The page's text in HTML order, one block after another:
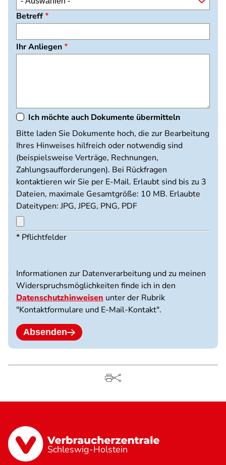
Betreff
Ihr Anliegen
Ich möchte auch Dokumente übermitteln
Dokumente
hochladen
Bitte laden Sie Dokumente hoch, die zur Bearbeitung
Ihres Hinweises hilfreich oder notwendig sind
(beispielsweise Verträge, Rechnungen,
Zahlungsaufforderungen). Bei Rückfragen
kontaktieren wir Sie per E-Mail. Erlaubt sind bis zu 3
Dateien, maximale Gesamtgröße: 10 MB. Erlaubte
Dateitypen: JPG, JPEG, PNG, PDF
Maximal
möglich.
10
MB
Limit.
Erlaubte
jpg
jpeg
pdf.
* Pflichtfelder
Informationen zur Datenverarbeitung und zu meinen
Widerspruchsmöglichkeiten finde ich in den
Datenschutzhinweisen unter der Rubrik
"Kontaktformulare und E-Mail-Kontakt".
Absenden
Schleswig-Holstein